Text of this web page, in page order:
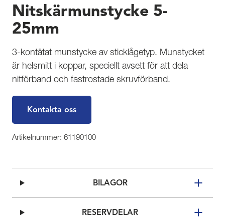
Nitskärmunstycke 5-
25mm
3-kontätat munstycke av sticklågetyp. Munstycket
är helsmitt i koppar, speciellt avsett för att dela
nitförband och fastrostade skruvförband.
Kontakta oss
Artikelnummer: 61190100
BILAGOR
RESERVDELAR